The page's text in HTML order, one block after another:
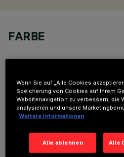
FARBE
OPTIONALE
Wenn Sie auf „Alle Cookies
Speicherung von Cookies auf Ihrem
Websitenavigation zu verbessern, die
analysieren und unsere
Weitere Informationen
Alle ablehnen Alle